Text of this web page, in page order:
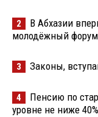
2
В Абхазии
молодёжный форум
3 Законы,
4
Пенсию по
уровне не ниже